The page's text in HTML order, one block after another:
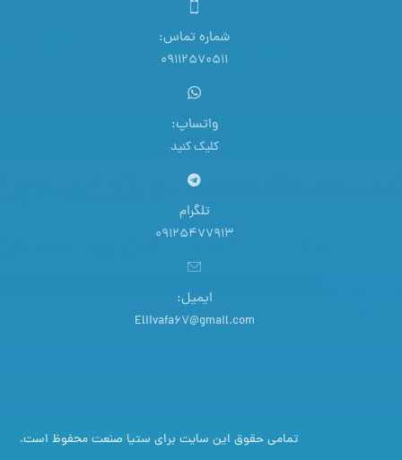
شماره تماس:
09112570511
واتساپ:
کلیک کنید
تلگرام
09125477913
ایمیل:
Eliivafa67@gmail.com
تمامی حقوق این سایت برای ستیا صنعت محفوظ است.